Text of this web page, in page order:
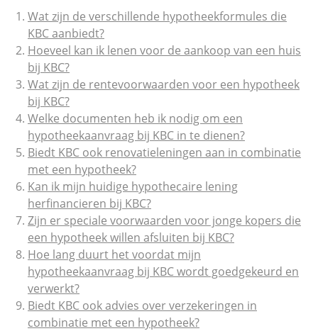
Wat zijn de verschillende hypotheekformules die
KBC aanbiedt?
Hoeveel kan ik lenen voor de aankoop van een huis
bij KBC?
Wat zijn de rentevoorwaarden voor een hypotheek
bij KBC?
Welke documenten heb ik nodig om een
hypotheekaanvraag bij KBC in te dienen?
Biedt KBC ook renovatieleningen aan in combinatie
met een hypotheek?
Kan ik mijn huidige hypothecaire lening
herfinancieren bij KBC?
Zijn er speciale voorwaarden voor jonge kopers die
een hypotheek willen afsluiten bij KBC?
Hoe lang duurt het voordat mijn
hypotheekaanvraag bij KBC wordt goedgekeurd en
verwerkt?
Biedt KBC ook advies over verzekeringen in
combinatie met een hypotheek?